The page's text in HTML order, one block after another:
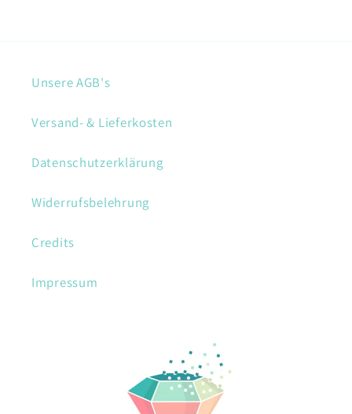
Unsere AGB's
Versand- & Lieferkosten
Datenschutzerklärung
Widerrufsbelehrung
Credits
Impressum